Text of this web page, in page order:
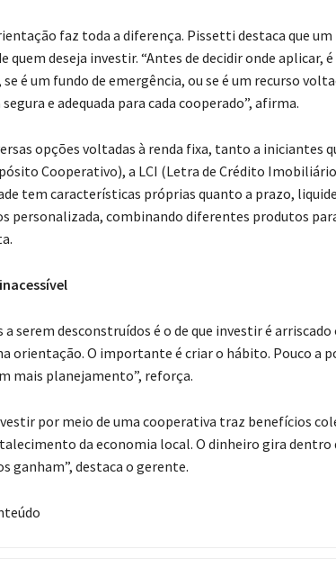
faz toda a diferença. Pissetti destaca que
deseja investir. “Antes de decidir onde aplicar,
é um fundo de emergência, ou se é um recurso
e adequada para cada cooperado”, afirma.
opções voltadas à renda fixa, tanto a iniciantes
Cooperativo), a LCI (Letra de Crédito
tem características próprias quanto a prazo,
personalizada, combinando diferentes produtos
serem desconstruídos é o de que investir é
orientação. O importante é criar o hábito. Pouco a
mais planejamento”, reforça.
por meio de uma cooperativa traz benefícios
da economia local. O dinheiro gira dentro
ganham”, destaca o gerente.